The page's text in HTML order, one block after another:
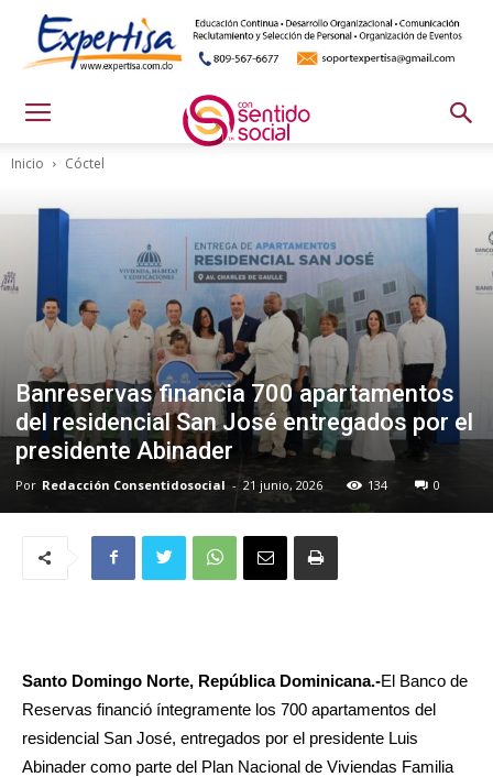
Inicio Cóctel
Banreservas financia 700 apartamentos
del residencial San José entregados por el
presidente Abinader
Por Redacción Consentidosocial - 21 junio, 2026 134 0
Santo Domingo Norte, República Dominicana.-El Banco de
Reservas financió íntegramente los 700 apartamentos del
residencial San José, entregados por el presidente Luis
Abinader como parte del Plan Nacional de Viviendas Familia